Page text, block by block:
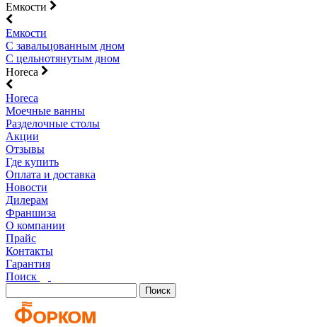
Емкости
Емкости
С завальцованным дном
С цельнотянутым дном
Horeca
Horeca
Моечные ванны
Разделочные столы
Акции
Отзывы
Где купить
Оплата и доставка
Новости
Дилерам
Франшиза
О компании
Прайс
Контакты
Гарантия
Поиск
Поиск